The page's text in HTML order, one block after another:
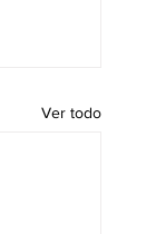
Ver todo